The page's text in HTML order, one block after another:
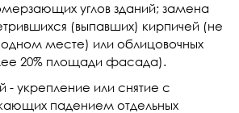
углов зданий; замена
(выпавших) кирпичей (не
месте) или облицовочных
20% площади фасада).
- укрепление или снятие с
падением отдельных